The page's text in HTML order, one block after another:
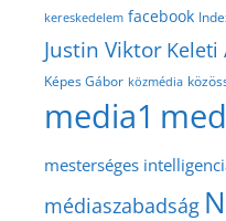
kereskedelem facebook
Justin Viktor Keleti
Képes Gábor közmédia
media1
mesterséges
médiaszabadság